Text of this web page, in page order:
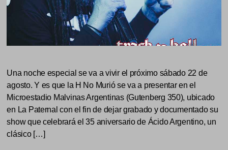
Una noche especial se va a vivir el próximo sábado 22 de
agosto. Y es que la H No Murió se va a presentar en el
Microestadio Malvinas Argentinas (Gutenberg 350), ubicado
en La Paternal con el fin de dejar grabado y documentado su
show que celebrará el 35 aniversario de Ácido Argentino, un
clásico […]